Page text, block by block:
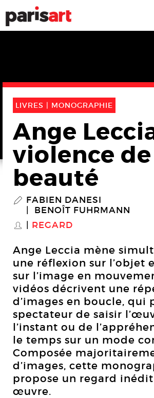
LIVRES | MONOGRAPHIE
Ange
violence
beauté
P FABIEN DANESI
BENOÎT FUHRMANN
S REGARD
Ange Leccia mène
une réflexion sur l’objet
sur l’image en
vidéos décrivent une
d’images en boucle, qui
spectateur de saisir
l’instant ou de
le temps sur un mode
Composée
d’images, cette
propose un regard inédit
œuvre.